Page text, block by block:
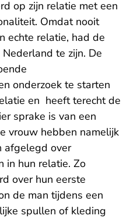
op zijn relatie met een
Omdat nooit
echte relatie, had de
te zijn. De
onderzoek te starten
en heeft terecht de
sprake is van een
vrouw hebben namelijk
afgelegd over
in hun relatie. Zo
over hun eerste
de man tijdens een
spullen of kleding